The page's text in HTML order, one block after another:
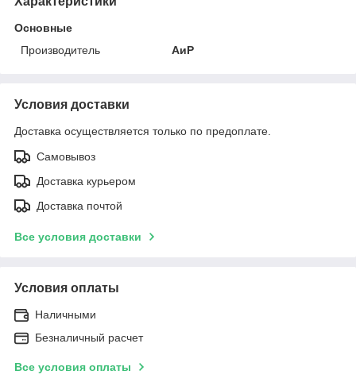
Основные
Производитель
АиР
Условия доставки
Доставка осуществляется только по предоплате.
Самовывоз
Доставка курьером
Доставка почтой
Все условия доставки
Условия оплаты
Наличными
Безналичный расчет
Все условия оплаты